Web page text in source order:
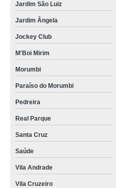
Jardim São Luiz
Jardim Ângela
Jockey Club
M'Boi Mirim
Morumbi
Paraíso do Morumbi
Pedreira
Real Parque
Santa Cruz
Saúde
Vila Andrade
Vila Cruzeiro